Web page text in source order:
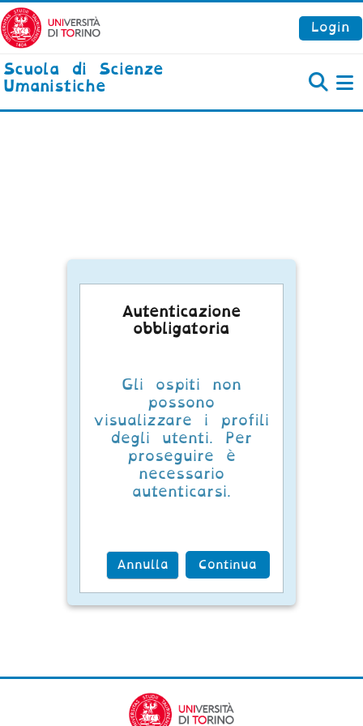
Vai al contenuto principale
Login
Scuola di Scienze
Umanistiche
Autenticazione
obbligatoria
Gli ospiti non
possono
visualizzare i profili
degli utenti. Per
proseguire è
necessario
autenticarsi.
Annulla Continua